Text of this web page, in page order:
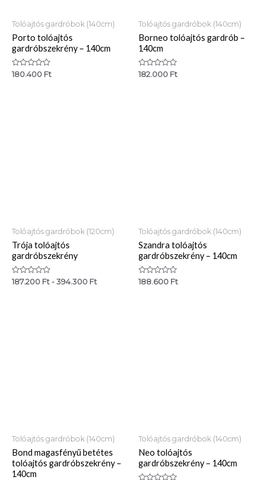
Tolóajtós gardróbok (140cm)
Porto tolóajtós
gardróbszekrény – 140cm
Értékelés:
180.400 Ft
Tolóajtós gardróbok (140cm)
Borneo tolóajtós gardrób –
140cm
Értékelés:
182.000 Ft
Tolóajtós gardróbok (120cm)
Trója tolóajtós
gardróbszekrény
Értékelés:
187.200 Ft-394.300 Ft
Tolóajtós gardróbok (140cm)
Szandra tolóajtós
gardróbszekrény – 140cm
Értékelés:
188.600 Ft
Tolóajtós gardróbok (140cm)
Bond magasfényű betétes
tolóajtós gardróbszekrény –
140cm
Tolóajtós gardróbok (140cm)
Neo tolóajtós
gardróbszekrény – 140cm